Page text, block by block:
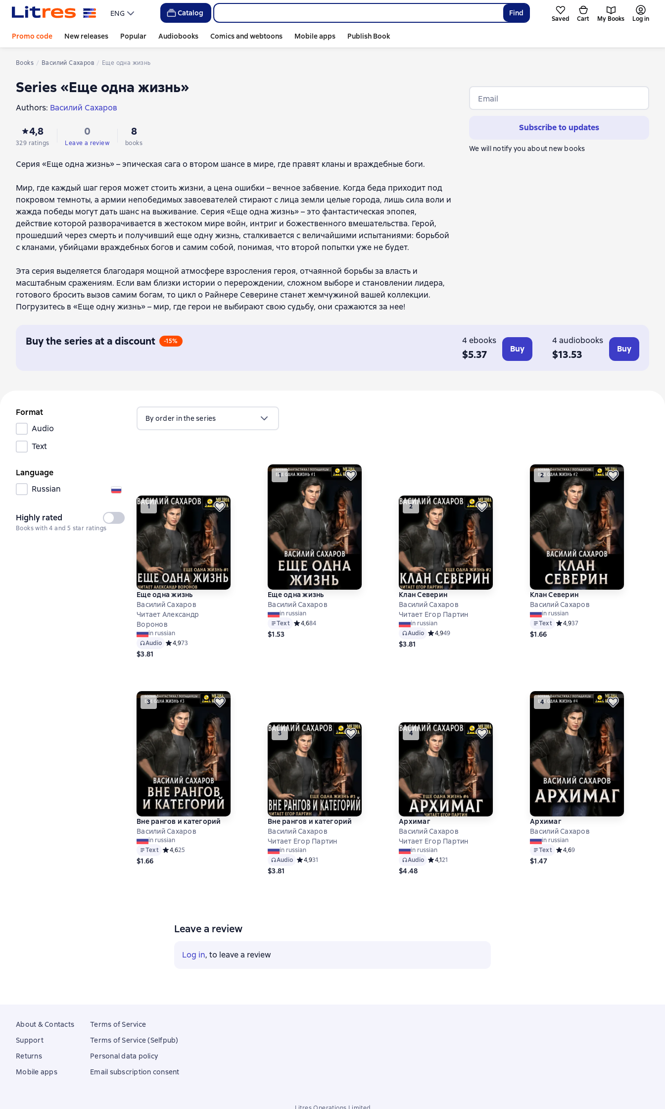
ENG Catalog Find
Saved Cart My Books Log in
Promo code New releases Popular Audiobooks Comics and webtoons Mobile apps Publish Book
Books Василий Сахаров Еще одна жизнь
Series «Еще одна жизнь»
Authors: Василий Сахаров
4,8
329 ratings
0
Leave a review
8
books
Серия «Еще одна жизнь» – эпическая сага о втором шансе в мире, где правят кланы и враждебные боги.
Мир, где каждый шаг героя может стоить жизни, а цена ошибки – вечное забвение. Когда беда приходит под
покровом темноты, а армии непобедимых завоевателей стирают с лица земли целые города, лишь сила воли и
жажда победы могут дать шанс на выживание. Серия «Еще одна жизнь» – это фантастическая эпопея,
действие которой разворачивается в жестоком мире войн, интриг и божественного вмешательства. Герой,
прошедший через смерть и получивший еще одну жизнь, сталкивается с величайшими испытаниями: борьбой
с кланами, убийцами враждебных богов и самим собой, понимая, что второй попытки уже не будет.
Эта серия выделяется благодаря мощной атмосфере взросления героя, отчаянной борьбы за власть и
масштабным сражениям. Если вам близки истории о перерождении, сложном выборе и становлении лидера,
готового бросить вызов самим богам, то цикл о Райнере Северине станет жемчужиной вашей коллекции.
Погрузитесь в «Еще одну жизнь» – мир, где герои не выбирают свою судьбу, они сражаются за нее!
Email
Subscribe to updates
We will notify you about new books
Buy the series at a discount -15% 4 ebooks
$5.37 Buy
4 audiobooks
$13.53 Buy
Format
Audio
Text
Language
Russian
Highly rated
Not
selected
Books with 4 and 5 star ratings
By order in the series
1
Еще одна жизнь
Василий Сахаров
Читает Александр
Воронов
in russian
Audio Средний рейтинг 4,9 на основе 73 оценок
4,973
$3.81
1
Еще одна жизнь
Василий Сахаров
in russian
Text Средний рейтинг 4,6 на основе 84 оценок
4,684
$1.53
2
Клан Северин
Василий Сахаров
Читает Егор Партин
in russian
Audio Средний рейтинг 4,9 на основе 49 оценок
4,949
$3.81
2
Клан Северин
Василий Сахаров
in russian
Text Средний рейтинг 4,9 на основе 37
4,937
$1.66
3
Вне рангов и категорий
Василий Сахаров
in russian
Text Средний рейтинг 4,6 на основе 25 оценок
4,625
$1.66
3
Вне рангов и категорий
Василий Сахаров
Читает Егор Партин
in russian
Audio Средний рейтинг 4,9 на основе 31 оценок
4,931
$3.81
4
Архимаг
Василий Сахаров
Читает Егор Партин
in russian
Audio Средний рейтинг 4,1 на основе 21 оценок
4,121
$4.48
4
Архимаг
Василий Сахаров
in russian
Text Средний рейтинг 4,6 на основе 9
4,69
$1.47
Leave a review
Log in, to leave a review
About & Contacts
Support
Returns
Mobile apps
Terms of Service
Terms of Service (Selfpub)
Personal data policy
Email subscription consent